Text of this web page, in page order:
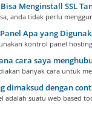
Menginstall SSL
anda tidak perlu
Apa yang
kontrol panel
cara saya
banyak cara untuk
dimaksud dengan
adalah suatu web based